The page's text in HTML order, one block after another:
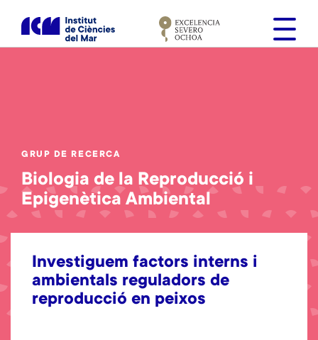
s
n
t
GRUP DE RECERCA
Biologia de la Reproducció i
Epigenètica Ambiental
Investiguem factors interns i
ambientals reguladors de
reproducció en peixos